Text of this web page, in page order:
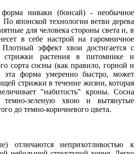
ниваки (бонсай) - необычное
японской технологии ветви дерева
для человека стороны света и, в
в себе настрой на гаромничное
эффект хвои достигается с
растения в питомнике и
сорта сосны (как правило, горной и
эта форма умеренно быстро, может
стрижки в течение жизни, которая
"набитость" кроны. Сосна
темно-зеленую хвою и вытянутые
до темно-коричневого цвета.
отличаются неприхотливостью к